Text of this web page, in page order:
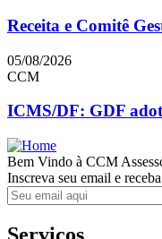
Receita e Comitê
05/08/2026
CCM
ICMS/DF: GDF
Bem Vindo à CCM
Inscreva seu email e